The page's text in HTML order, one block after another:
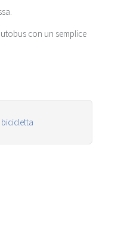
con un semplice